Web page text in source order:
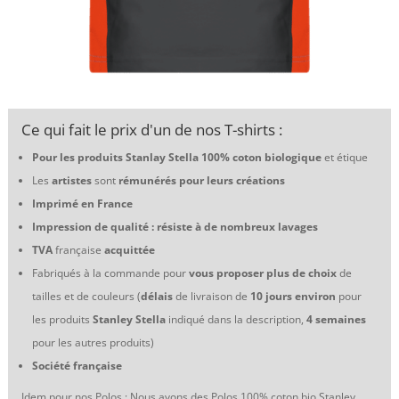
Ce qui fait le prix d'un de nos T-shirts :
Pour les produits Stanlay Stella 100% coton biologiqueet étique
Les artistessont rémunérés pour leurs créations
Imprimé en France
Impression de qualité : résiste à de nombreux lavages
TVAfrançaise acquittée
Fabriqués à la commande pourvous proposer plus de choixde
tailles et de couleurs (délaisde livraison de 10 jours environ pour
les produits Stanley Stellaindiqué dans la description, 4 semaines
pour les autres produits)
Société française